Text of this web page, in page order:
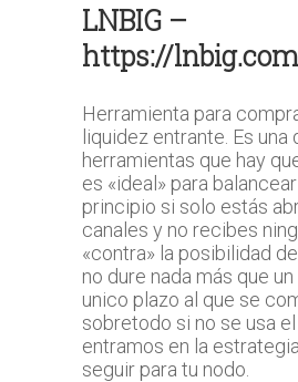
LNBIG –
https://
Herramienta para
liquidez entrante. Es una
herramientas que hay
es «ideal» para
principio si solo estás
canales y no recibes
«contra» la posibilidad
no dure nada más que
unico plazo al que se
sobretodo si no se usa
entramos en la
seguir para tu nodo.